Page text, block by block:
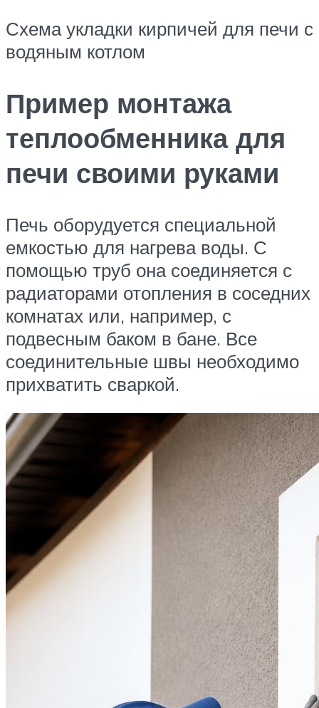
Схема укладки кирпичей для печи с
водяным котлом
Пример монтажа
теплообменника для
печи своими руками
Печь оборудуется специальной
емкостью для нагрева воды. С
помощью труб она соединяется с
радиаторами отопления в соседних
комнатах или, например, с
подвесным баком в бане. Все
соединительные швы необходимо
прихватить сваркой.